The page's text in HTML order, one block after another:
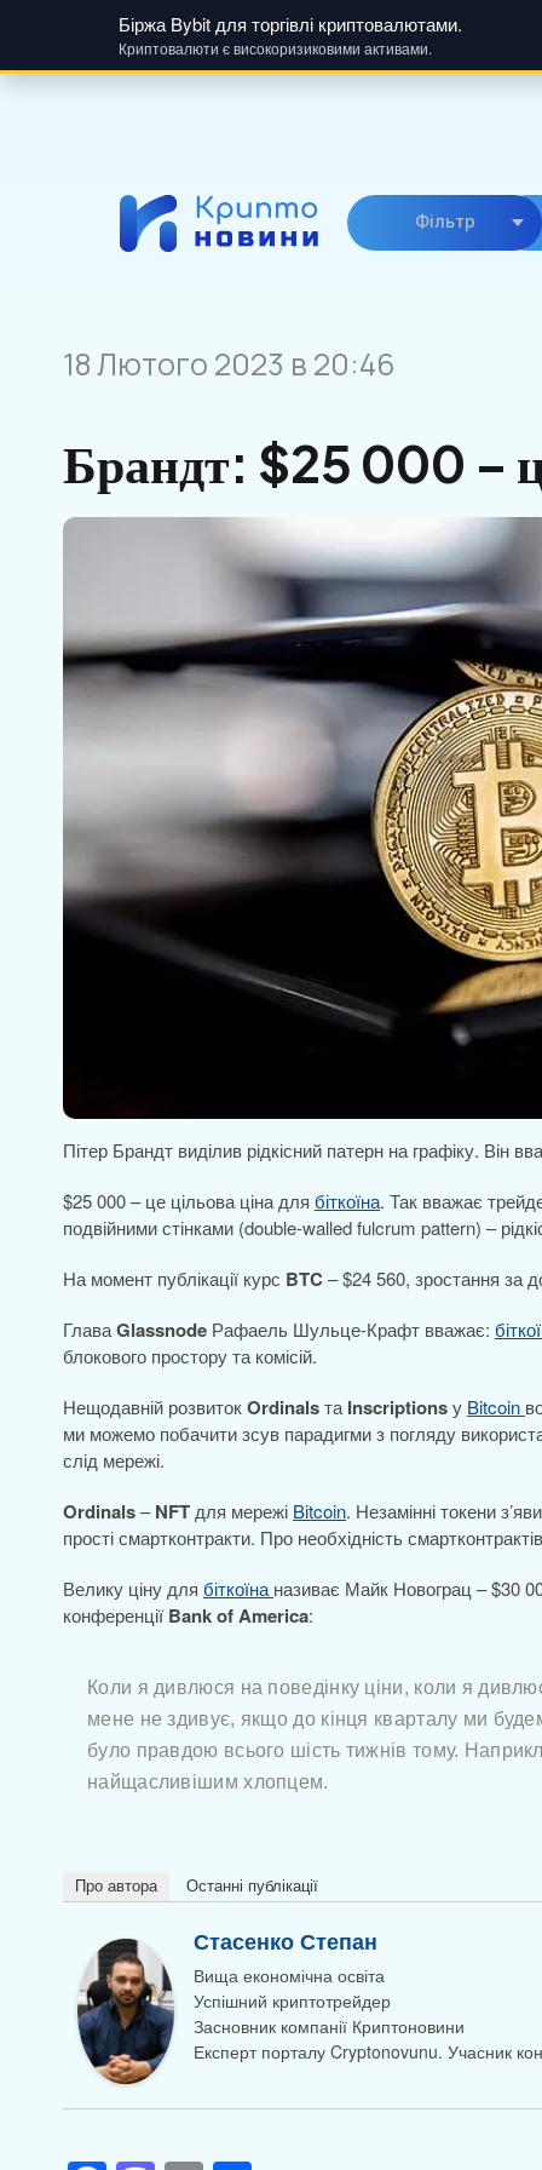
Біржа Bybit для торгівлі криптовалютами.
Криптовалюти є високоризиковими активами.
Фiльтр
18 Лютого 2023 в 20:46
Брандт: $25 000 –
Пітер Брандт виділив рідкісний патерн на графіку. Він
$25 000 – це цільова ціна для біткоїна. Так вважає
подвійними стінками (double-walled fulcrum pattern) –
На момент публікації курс BTC– $24 560, зростання за
ГлаваGlassnode Рафаель Шульце-Крафт вважає:
блокового простору та комісій.
Нещодавній розвитокOrdinalsта Inscriptionsу Bitcoin
ми можемо побачити зсув парадигми з погляду
слід мережі.
Ordinals–NFT для мережі Bitcoin. Незамінні токени
прості смартконтракти. Про необхідність смартконтрактів
Велику ціну для біткоїна називає Майк Новограц – $30
конференції Bank of America:
Коли я дивлюся на поведінку ціни, коли я
мене не здивує, якщо до кінця кварталу ми
було правдою всього шість тижнів тому.
найщасливішим хлопцем.
Про автора Останні публікації
Стасенко Степан
Вища економічна освіта
Успішний криптотрейдер
Засновник компанії Криптоновини
Експерт порталу Cryptonovunu. Учасник